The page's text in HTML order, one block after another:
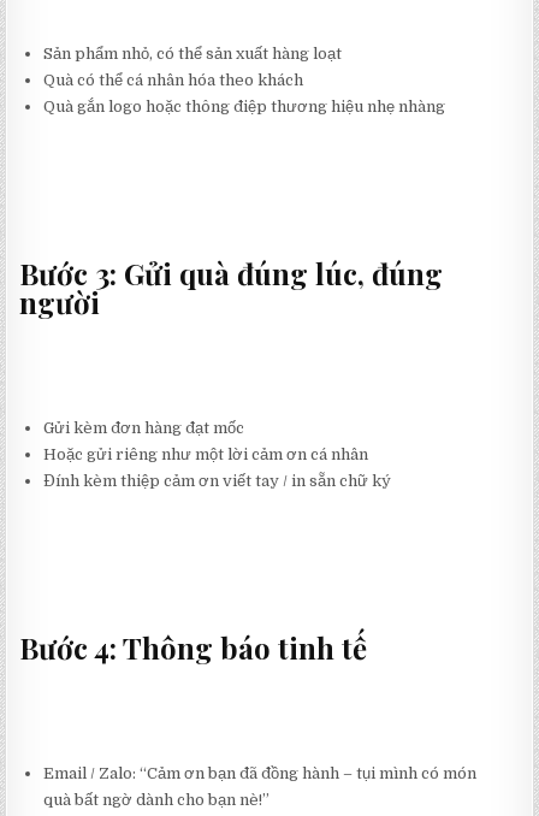
Sản phẩm nhỏ, có thể sản xuất hàng loạt
Quà có thể cá nhân hóa theo khách
Quà gắn logo hoặc thông điệp thương hiệu nhẹ nhàng
Bước 3: Gửi quà đúng lúc, đúng
người
Gửi kèm đơn hàng đạt mốc
Hoặc gửi riêng như một lời cảm ơn cá nhân
Đính kèm thiệp cảm ơn viết tay / in sẵn chữ ký
Bước 4: Thông báo tinh tế
Email / Zalo: “Cảm ơn bạn đã đồng hành – tụi mình có món
quà bất ngờ dành cho bạn nè!”